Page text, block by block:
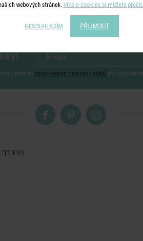
se zpracováním osobních údajů pro zasílání
webových stránek. Více o cookies si můžete
NESOUHLASÍM PŘIJMOUT